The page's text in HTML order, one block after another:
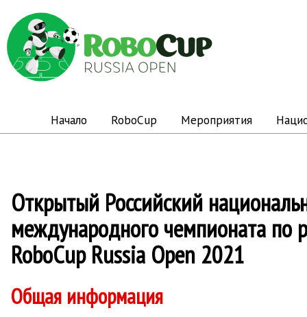
Начало RoboCup Мероприятия
Открытый Российский
международного чемпионата по
RoboCup Russia Open 2021
Общая информация